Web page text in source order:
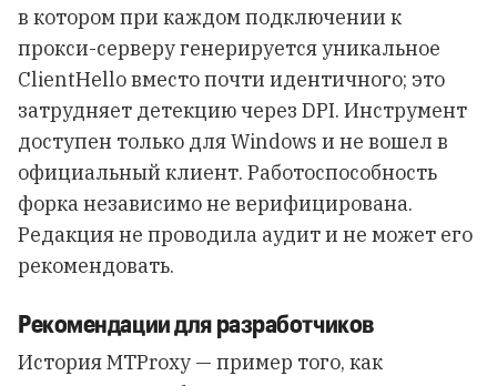
в котором при каждом подключении к
прокси-серверу генерируется уникальное
ClientHello вместо почти идентичного; это
затрудняет детекцию через DPI. Инструмент
доступен только для Windows и не вошел в
официальный клиент. Работоспособность
форка независимо не верифицирована.
Редакция не проводила аудит и не может его
рекомендовать.
Рекомендации для разработчиков
История MTProxy — пример того, как